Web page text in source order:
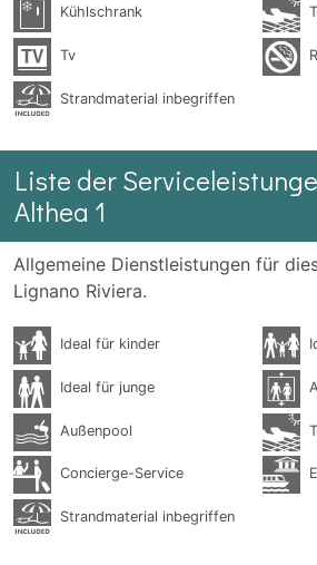
Kühlschrank
Tv
Strandmaterial inbegriffen
Liste der
Althea 1
Allgemeine Dienstleistungen für
Lignano Riviera.
Ideal für kinder
Ideal für junge
Außenpool
Concierge-Service
Strandmaterial inbegriffen